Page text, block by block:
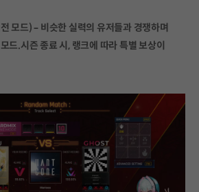
모드) – 비슷한 실력의 유저들과 경쟁하며
드.시즌 종료 시, 랭크에 따라 특별 보상이